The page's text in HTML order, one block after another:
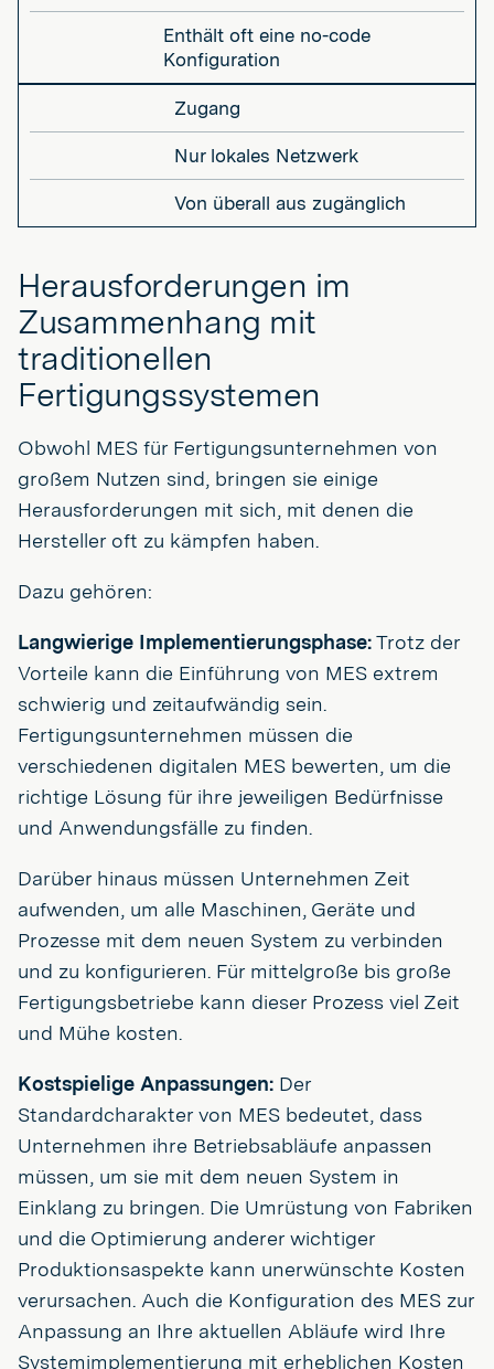
Enthält oft eine no-code
Konfiguration
Zugang
Nur lokales Netzwerk
Von überall aus zugänglich
Herausforderungen im
Zusammenhang mit
traditionellen
Fertigungssystemen
Obwohl MES für Fertigungsunternehmen von
großem Nutzen sind, bringen sie einige
Herausforderungen mit sich, mit denen die
Hersteller oft zu kämpfen haben.
Dazu gehören:
Langwierige Implementierungsphase:Trotz der
Vorteile kann die Einführung von MES extrem
schwierig und zeitaufwändig sein.
Fertigungsunternehmen müssen die
verschiedenen digitalen MES bewerten, um die
richtige Lösung für ihre jeweiligen Bedürfnisse
und Anwendungsfälle zu finden.
Darüber hinaus müssen Unternehmen Zeit
aufwenden, um alle Maschinen, Geräte und
Prozesse mit dem neuen System zu verbinden
und zu konfigurieren. Für mittelgroße bis große
Fertigungsbetriebe kann dieser Prozess viel Zeit
und Mühe kosten.
Kostspielige Anpassungen: Der
Standardcharakter von MES bedeutet, dass
Unternehmen ihre Betriebsabläufe anpassen
müssen, um sie mit dem neuen System in
Einklang zu bringen. Die Umrüstung von Fabriken
und die Optimierung anderer wichtiger
Produktionsaspekte kann unerwünschte Kosten
verursachen. Auch die Konfiguration des MES zur
Anpassung an Ihre aktuellen Abläufe wird Ihre
Systemimplementierung mit erheblichen Kosten